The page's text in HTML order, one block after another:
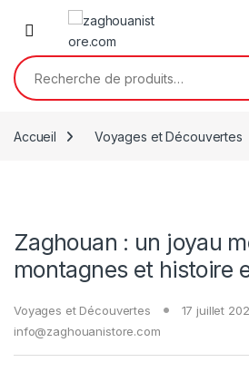
Accueil Voyages et Découvertes
Zaghouan : un joyau
montagnes et histoire
Voyages et Découvertes
17 juillet
info@zaghouanistore.com